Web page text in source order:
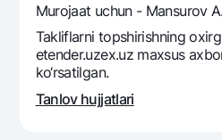
Qidirish
Foydali havolalar
Ko'p beriladigan savollar
Murojaat uchun - Mansurov
Takliflarni topshirishning
etender.uzex.uz maxsus
ko‘rsatilgan.
Tanlov hujjatlari